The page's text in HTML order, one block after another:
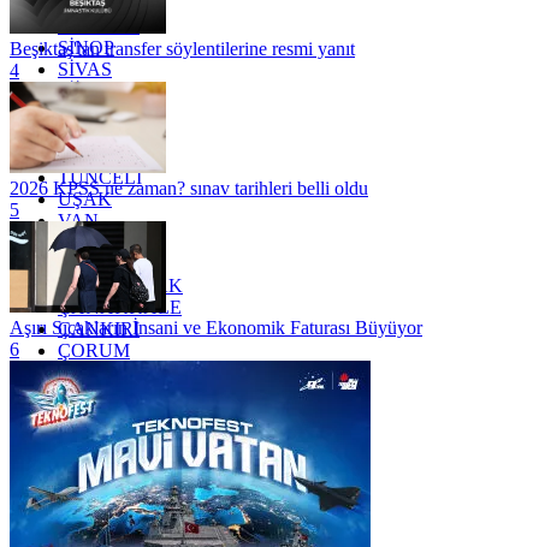
SAKARYA
SİNOP
SİVAS
SİİRT
TEKİRDAĞ
TOKAT
TRABZON
TUNCELİ
UŞAK
VAN
YALOVA
YOZGAT
ZONGULDAK
ÇANAKKALE
ÇANKIRI
ÇORUM
İSTANBUL
İZMİR
ŞANLIURFA
ŞIRNAK
Beşiktaş'tan transfer söylentilerine resmi yanıt
4
2026 KPSS ne zaman? sınav tarihleri belli oldu
5
Aşırı Sıcakların İnsani ve Ekonomik Faturası Büyüyor
6